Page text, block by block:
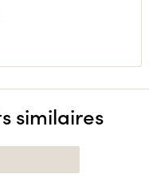
similaires